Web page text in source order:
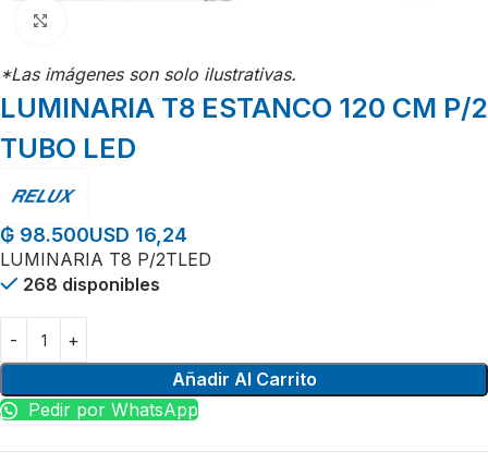
*Las imágenes son solo ilustrativas.
LUMINARIA T8 ESTANCO 120 CM P/2
TUBO LED
₲ 98.500USD 16,24
LUMINARIA T8 P/2TLED
268 disponibles
Añadir Al Carrito
Pedir por WhatsApp